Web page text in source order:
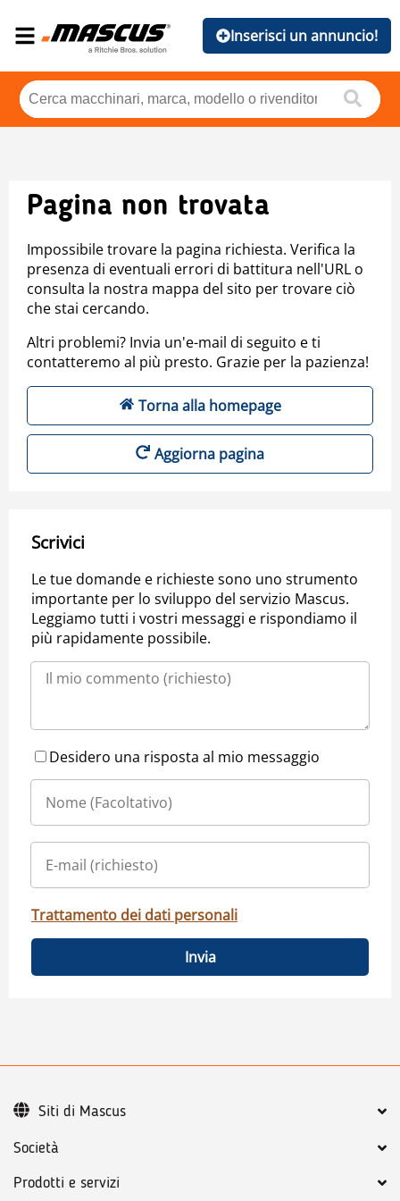
Inserisci un annuncio!
Pagina non trovata
Impossibile trovare la pagina richiesta. Verifica la
presenza di eventuali errori di battitura nell'URL o
consulta la nostra mappa del sito per trovare ciò
che stai cercando.
Altri problemi? Invia un'e-mail di seguito e ti
contatteremo al più presto. Grazie per la pazienza!
Torna alla homepage
Aggiorna pagina
Scrivici
Le tue domande e richieste sono uno strumento
importante per lo sviluppo del servizio Mascus.
Leggiamo tutti i vostri messaggi e rispondiamo il
più rapidamente possibile.
Desidero una risposta al mio messaggio
Trattamento dei dati personali
Invia
Società
Prodotti e servizi
Siti di Mascus